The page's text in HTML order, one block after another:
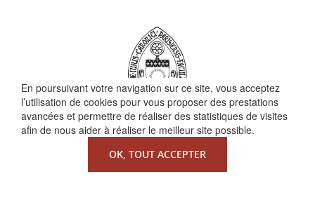
En poursuivant votre navigation sur ce site, vous acceptez
l’utilisation de cookies pour vous proposer des prestations
avancées et permettre de réaliser des statistiques de visites
afin de nous aider à réaliser le meilleur site possible.
OK, TOUT ACCEPTER
QUI SOMMES-NOUS ?